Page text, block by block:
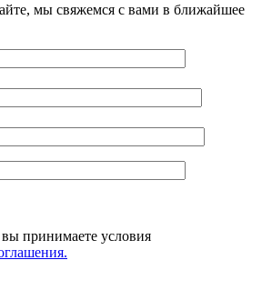
мы свяжемся с вами в ближайшее
принимаете условия